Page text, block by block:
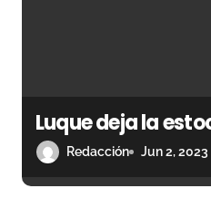
n
r
Luque deja la
Redacción Jun 2, 2023